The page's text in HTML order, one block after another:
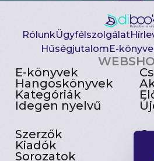
RólunkÜgyfélszolgálat
HűségjutalomE-
E-könyvek
Hangoskönyvek
Kategóriák
Idegen nyelvű
Szerzők
Kiadók
Sorozatok